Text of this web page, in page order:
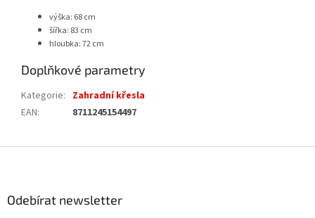
výška: 68 cm
šířka: 83 cm
hloubka: 72 cm
Doplňkové parametry
Kategorie: Zahradní křesla
EAN: 8711245154497
Odebírat newsletter